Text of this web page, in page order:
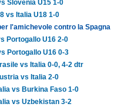
Slovenia U15 1-0
vs Italia U18 1-0
l'amichevole contro la Spagna
Portogallo U16 2-0
Portogallo U16 0-3
vs Italia 0-0, 4-2 dtr
vs Italia 2-0
vs Burkina Faso 1-0
vs Uzbekistan 3-2